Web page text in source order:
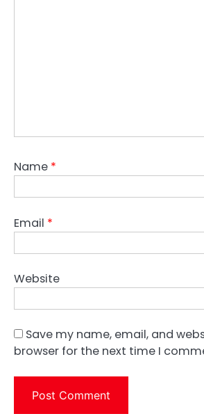
Name *
Email *
Website
Save my name, email, and
browser for the next time I